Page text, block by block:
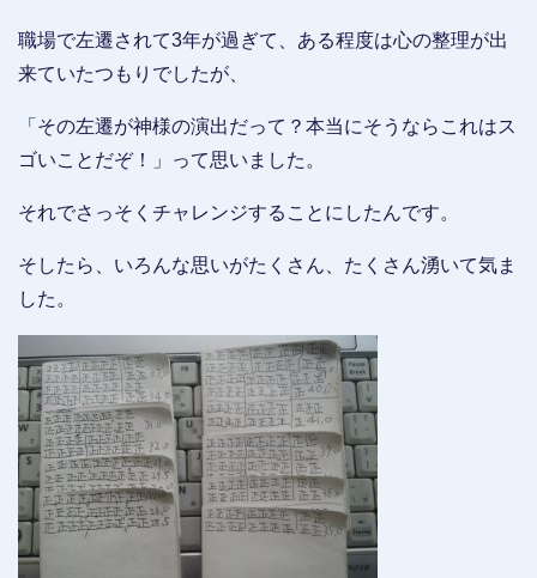
職場で左遷されて3年が過ぎて、ある程度は心の整理が出
来ていたつもりでしたが、
「その左遷が神様の演出だって？本当にそうならこれはス
ゴいことだぞ！」って思いました。
それでさっそくチャレンジすることにしたんです。
そしたら、いろんな思いがたくさん、たくさん湧いて気ま
した。